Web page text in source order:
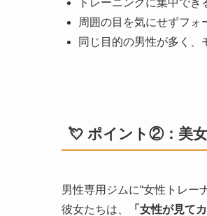
トレーニングに集中でき
周囲の目を気にせずフォ
同じ目的の男性が多く、
💘 ポイント②：美
男性専用ジムに“女性トレー
彼女たちは、
「女性が見て